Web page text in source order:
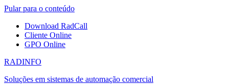
Pular para o conteúdo
Download RadCall
Cliente Online
GPO Online
RADINFO
Soluções em sistemas de automação comercial